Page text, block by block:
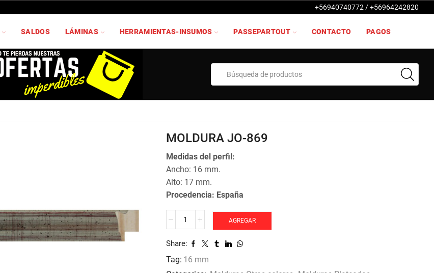
+56940740772 / +56964242820
SALDOS LÁMINAS HERRAMIENTAS-INSUMOS PASSEPARTOUT CONTACTO PAGOS
MOLDURA JO-869
Medidas del perfil:
Ancho: 16 mm.
Alto: 17 mm.
Procedencia: España
MOLDURA
cantidad
AGREGAR
Share:
Tag: 16 mm